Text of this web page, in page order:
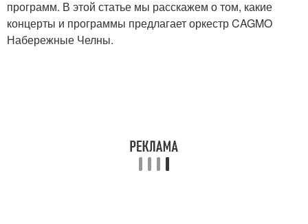
программ. В этой статье мы расскажем о том, какие
концерты и программы предлагает оркестр CAGMO
Набережные Челны.